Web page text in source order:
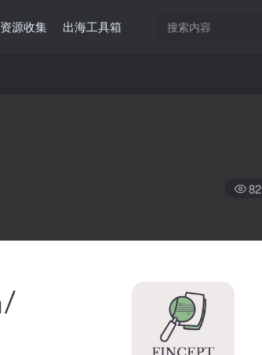
资源收集 出海工具箱
82